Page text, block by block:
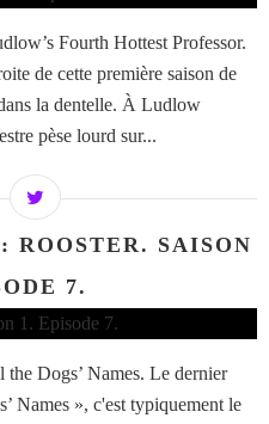
Fourth Hottest Professor.
de cette première saison de
la dentelle. À Ludlow
pèse lourd sur...
ROOSTER. SAISON
7.
Dogs’ Names. Le dernier
Names », c'est typiquement le